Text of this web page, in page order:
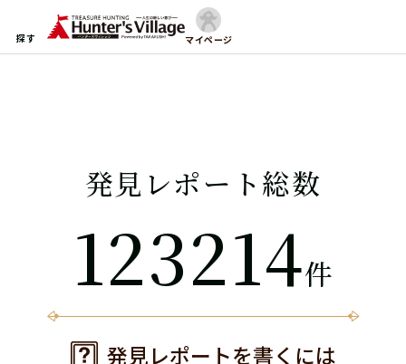
探す マイページ
発見レポート総数
123214件
発見レポートを書くには